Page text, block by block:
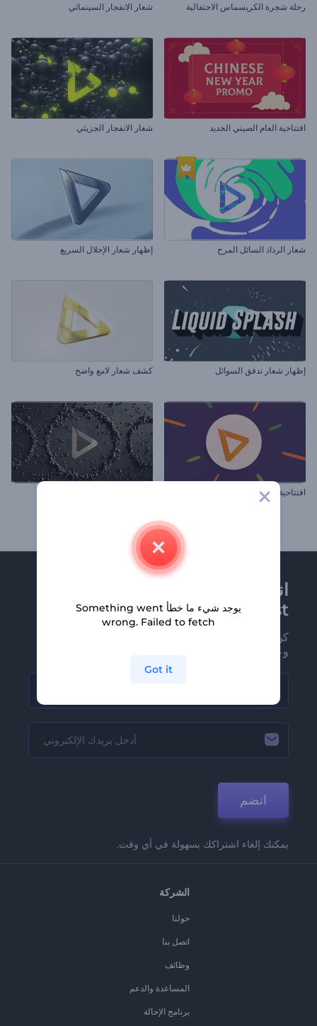
رحلة شجرة الكريسماس الاحتفالية شعار الانفجار السينمائي
افتتاحية العام الصيني الجديد شعار الانفجار الجزيئي
شعار الرذاذ السائل المرح إظهار شعار الإخلال السريع
إظهار شعار تدفق السوائل كشف شعار لامع واضح
افتتاحية العروض البصرية الحيوية
انضم إلى نشرة
Renderforest الإخبارية
كن من بين أوائل من يستلمون أحدث أخبارنا
وعروضنا
انضم
يمكنك إلغاء اشتراكك بسهولة في أي وقت.
الشركة
حولنا
اتصل بنا
وظائف
المساعدة والدعم
برنامج الإحالة
يوجد شيء ما خطأ Something went
wrong. Failed to fetch
Got it